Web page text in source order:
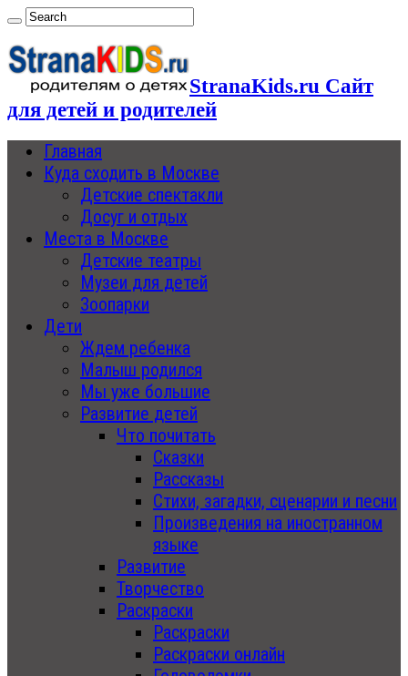
StranaKids.ru Сайт
для детей и родителей
Главная
Куда сходить в Москве
Детские спектакли
Досуг и отдых
Места в Москве
Детские театры
Музеи для детей
Зоопарки
Дети
Ждем ребенка
Малыш родился
Мы уже большие
Развитие детей
Что почитать
Сказки
Рассказы
Стихи, загадки, сценарии и песни
Произведения на иностранном
языке
Развитие
Творчество
Раскраски
Раскраски
Раскраски онлайн